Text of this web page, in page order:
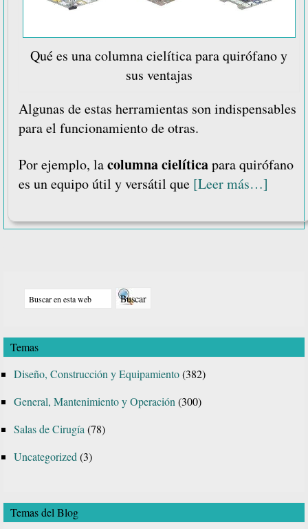
Qué es una columna cielítica para quirófano y
sus ventajas
Algunas de estas herramientas son indispensables
para el funcionamiento de otras.
Por ejemplo, lacolumna cielíticapara quirófano
es un equipo útil y versátil que [Leer más…]
Qué
y
lateral
web
Temas
Diseño, Construcción y Equipamiento(382)
General, Mantenimiento y Operación(300)
Salas de Cirugía(78)
Uncategorized(3)
Temas del Blog